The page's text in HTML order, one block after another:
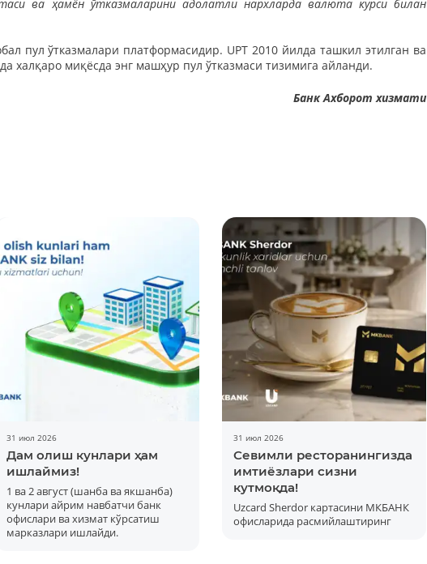
ва ҳамён ўтказмаларини адолатли нархларда валюта курси билан
пул ўтказмалари платформасидир. UPT 2010 йилда ташкил этилган ва
халқаро миқёсда энг машҳур пул ўтказмаси тизимига айланди.
Банк Ахборот хизмати
31 июл 2026
Дам олиш кунлари ҳам
ишлаймиз!
1 ва 2 август (шанба ва якшанба)
кунлари айрим навбатчи банк
офислари ва хизмат кўрсатиш
марказлари ишлайди.
31 июл 2026
Севимли ресторанингизда
имтиёзлари сизни
кутмоқда!
Uzcard Sherdor картасини МКБАНК
офисларида расмийлаштиринг
Батафсил